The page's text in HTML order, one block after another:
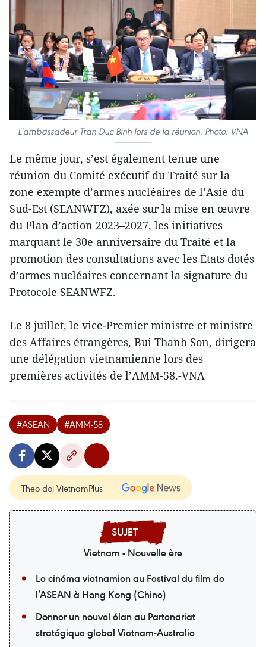
L'ambassadeur Tran Duc Binh lors de la réunion. Photo: VNA
Le même jour, s’est également tenue une
réunion du Comité exécutif du Traité sur la
zone exempte d’armes nucléaires de l’Asie du
Sud-Est (SEANWFZ), axée sur la mise en œuvre
du Plan d’action 2023–2027, les initiatives
marquant le 30e anniversaire du Traité et la
promotion des consultations avec les États dotés
d’armes nucléaires concernant la signature du
Protocole SEANWFZ.
Le 8 juillet, le vice-Premier ministre et ministre
des Affaires étrangères, Bui Thanh Son, dirigera
une délégation vietnamienne lors des
premières activités de l’AMM-58.-VNA
#ASEAN #AMM-58
Theo dõi VietnamPlus
Vietnam - Nouvelle ère
Le cinéma vietnamien au Festival du film de
l’ASEAN à Hong Kong (Chine)
Donner un nouvel élan au Partenariat
stratégique global Vietnam-Australie